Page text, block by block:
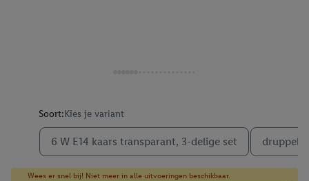
Soort:Kies je variant
6 W E14 kaars transparant, 3-delige set
Wees er snel bij! Niet meer in alle uitvoeringen beschikbaar.